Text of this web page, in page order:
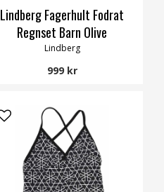
Lindberg Fagerhult Fodrat
Regnset Barn Olive
Lindberg
999 kr